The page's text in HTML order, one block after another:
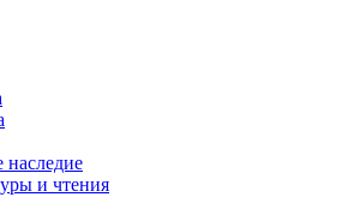
наследие
и чтения